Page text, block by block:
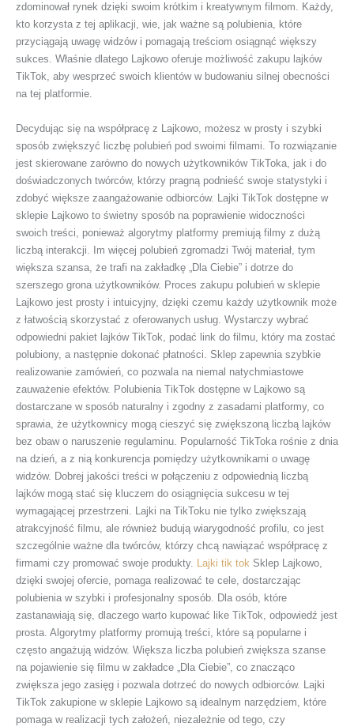
zdominował rynek dzięki swoim krótkim i kreatywnym filmom. Każdy,
kto korzysta z tej aplikacji, wie, jak ważne są polubienia, które
przyciągają uwagę widzów i pomagają treściom osiągnąć większy
sukces. Właśnie dlatego Lajkowo oferuje możliwość zakupu lajków
TikTok, aby wesprzeć swoich klientów w budowaniu silnej obecności
na tej platformie.
Decydując się na współpracę z Lajkowo, możesz w prosty i szybki
sposób zwiększyć liczbę polubień pod swoimi filmami. To rozwiązanie
jest skierowane zarówno do nowych użytkowników TikToka, jak i do
doświadczonych twórców, którzy pragną podnieść swoje statystyki i
zdobyć większe zaangażowanie odbiorców. Lajki TikTok dostępne w
sklepie Lajkowo to świetny sposób na poprawienie widoczności
swoich treści, ponieważ algorytmy platformy premiują filmy z dużą
liczbą interakcji. Im więcej polubień zgromadzi Twój materiał, tym
większa szansa, że trafi na zakładkę „Dla Ciebie” i dotrze do
szerszego grona użytkowników. Proces zakupu polubień w sklepie
Lajkowo jest prosty i intuicyjny, dzięki czemu każdy użytkownik może
z łatwością skorzystać z oferowanych usług. Wystarczy wybrać
odpowiedni pakiet lajków TikTok, podać link do filmu, który ma zostać
polubiony, a następnie dokonać płatności. Sklep zapewnia szybkie
realizowanie zamówień, co pozwala na niemal natychmiastowe
zauważenie efektów. Polubienia TikTok dostępne w Lajkowo są
dostarczane w sposób naturalny i zgodny z zasadami platformy, co
sprawia, że użytkownicy mogą cieszyć się zwiększoną liczbą lajków
bez obaw o naruszenie regulaminu. Popularność TikToka rośnie z dnia
na dzień, a z nią konkurencja pomiędzy użytkownikami o uwagę
widzów. Dobrej jakości treści w połączeniu z odpowiednią liczbą
lajków mogą stać się kluczem do osiągnięcia sukcesu w tej
wymagającej przestrzeni. Lajki na TikToku nie tylko zwiększają
atrakcyjność filmu, ale również budują wiarygodność profilu, co jest
szczególnie ważne dla twórców, którzy chcą nawiązać współpracę z
firmami czy promować swoje produkty. Lajki tik tok Sklep Lajkowo,
dzięki swojej ofercie, pomaga realizować te cele, dostarczając
polubienia w szybki i profesjonalny sposób. Dla osób, które
zastanawiają się, dlaczego warto kupować like TikTok, odpowiedź jest
prosta. Algorytmy platformy promują treści, które są popularne i
często angażują widzów. Większa liczba polubień zwiększa szanse
na pojawienie się filmu w zakładce „Dla Ciebie”, co znacząco
zwiększa jego zasięg i pozwala dotrzeć do nowych odbiorców. Lajki
TikTok zakupione w sklepie Lajkowo są idealnym narzędziem, które
pomaga w realizacji tych założeń, niezależnie od tego, czy